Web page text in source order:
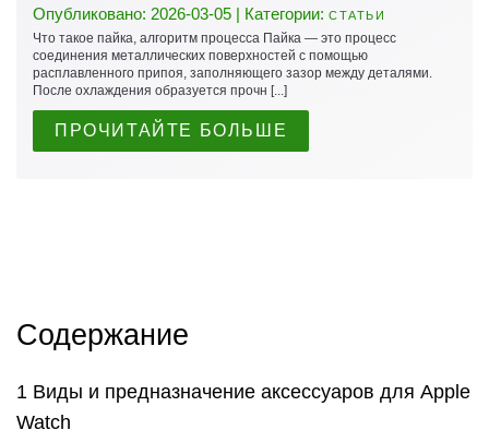
Опубликовано: 2026-03-05 | Категории: СТАТЬИ
Что такое пайка, алгоритм процесса Пайка — это процесс
соединения металлических поверхностей с помощью
расплавленного припоя, заполняющего зазор между деталями.
После охлаждения образуется прочн [...]
ПРОЧИТАЙТЕ БОЛЬШЕ
Содержание
Виды и предназначение аксессуаров для Apple
Watch